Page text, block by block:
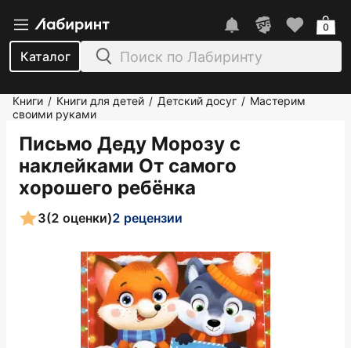
Каталог
0
Книги / Книги для детей / Детский досуг / Мастерим
своими руками
Письмо Деду Морозу с
наклейками От самого
хорошего ребёнка
3(2 оценки)2 рецензии